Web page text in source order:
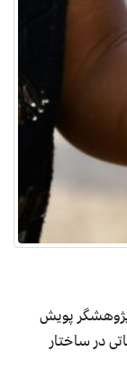
پویش
در ساختار